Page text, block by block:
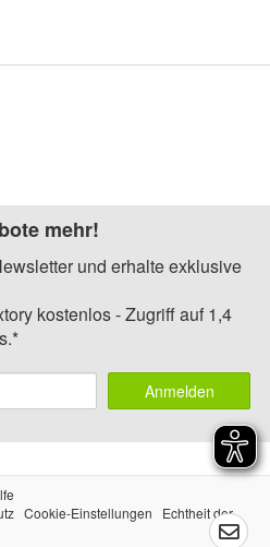
mehr!
und erhalte exklusive
kostenlos - Zugriff auf 1,4
Anmelden
Cookie-Einstellungen
Echtheit der